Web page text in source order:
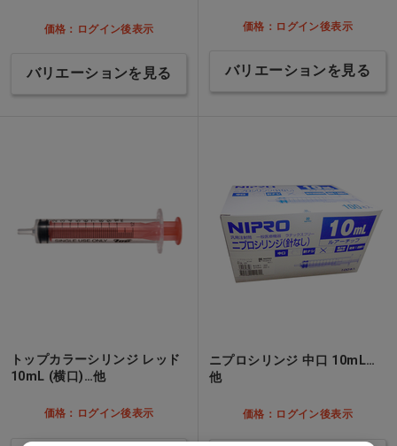
価格：ログイン後表示
バリエーションを見る
価格：ログイン後表示
バリエーションを見る
トップカラーシリンジ レッド
10mL (横口)…他
価格：ログイン後表示
ニプロシリンジ 中口 10mL…
他
価格：ログイン後表示